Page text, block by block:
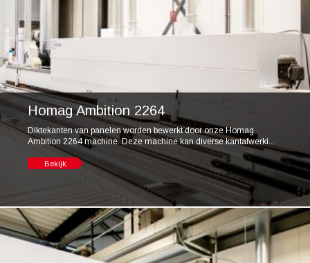
Homag Ambition 2264
Diktekanten van panelen worden bewerkt door onze Homag
Ambition 2264 machine. Deze machine kan diverse kantafwerki...
Bekijk